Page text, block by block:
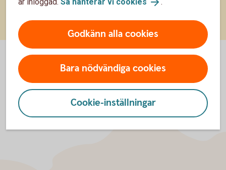
Godkänn alla cookies
Bara nödvändiga cookies
Cookie-inställningar